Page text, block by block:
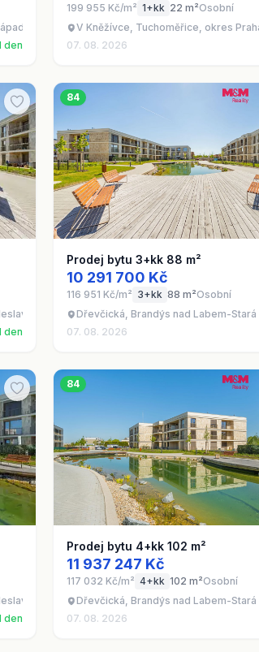
den
199 955 Kč/m² 1+kk 22 m²Osobní
V Kněžívce, Tuchoměřice, okres
07. 08. 2026
- Brandýs nad Labem, okres Praha-východ
den
84
Prodej bytu 3+kk 88 m²
10 291 700 Kč
116 951 Kč/m² 3+kk 88 m²Osobní
Dřevčická, Brandýs nad Labem-
07. 08. 2026
- Brandýs nad Labem, okres Praha-východ
den
84
Prodej bytu 4+kk 102 m²
11 937 247 Kč
117 032 Kč/m² 4+kk 102 m²Osobní
Dřevčická, Brandýs nad Labem-
07. 08. 2026